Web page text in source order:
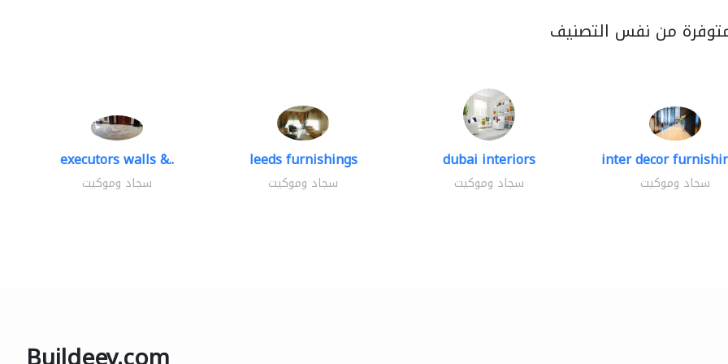
من نفس التصنيف
executors walls &..
سجاد وموكيت
leeds furnishings
سجاد وموكيت
dubai interiors
سجاد وموكيت
inter decor
سجاد وموكيت